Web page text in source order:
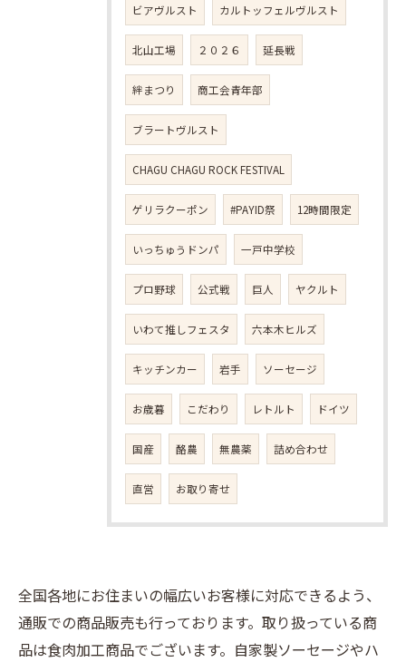
ビアヴルスト カルトッフェルヴルスト
北山工場 ２０２６ 延長戦
絆まつり 商工会青年部
ブラートヴルスト
CHAGU CHAGU ROCK FESTIVAL
ゲリラクーポン #PAYID祭 12時間限定
いっちゅうドンパ 一戸中学校
プロ野球 公式戦 巨人 ヤクルト
いわて推しフェスタ 六本木ヒルズ
キッチンカー 岩手 ソーセージ
お歳暮 こだわり レトルト ドイツ
国産 酪農 無農薬 詰め合わせ
直営 お取り寄せ
全国各地にお住まいの幅広いお客様に対応できるよう、
通販での商品販売も行っております。取り扱っている商
品は食肉加工商品でございます。自家製ソーセージやハ